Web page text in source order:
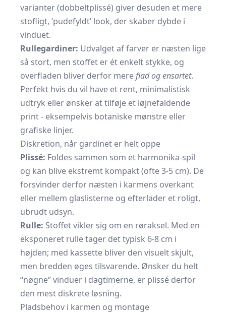
varianter (dobbeltplissé) giver desuden et mere
stofligt, ‘pudefyldt’ look, der skaber dybde i
vinduet.
Rullegardiner: Udvalget af farver er næsten lige
så stort, men stoffet er ét enkelt stykke, og
overfladen bliver derfor mereflad og ensartet.
Perfekt hvis du vil have et rent, minimalistisk
udtryk eller ønsker at tilføje et iøjnefaldende
print - eksempelvis botaniske mønstre eller
grafiske linjer.
Diskretion, når gardinet er helt oppe
Plissé: Foldes sammen som et harmonika-spil
og kan blive ekstremt kompakt (ofte 3-5 cm). De
forsvinder derfor næsten i karmens overkant
eller mellem glaslisterne og efterlader et roligt,
ubrudt udsyn.
Rulle: Stoffet vikler sig om en røraksel. Med en
eksponeret rulle tager det typisk 6-8 cm i
højden; med kassette bliver den visuelt skjult,
men bredden øges tilsvarende. Ønsker du helt
“nøgne” vinduer i dagtimerne, er plissé derfor
den mest diskrete løsning.
Pladsbehov i karmen og montage